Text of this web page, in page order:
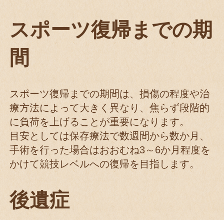
スポーツ復帰までの期
間
スポーツ復帰までの期間は、損傷の程度や治
療方法によって大きく異なり、焦らず段階的
に負荷を上げることが重要になります。
目安としては保存療法で数週間から数か月、
手術を行った場合はおおむね3～6か月程度を
かけて競技レベルへの復帰を目指します。
後遺症